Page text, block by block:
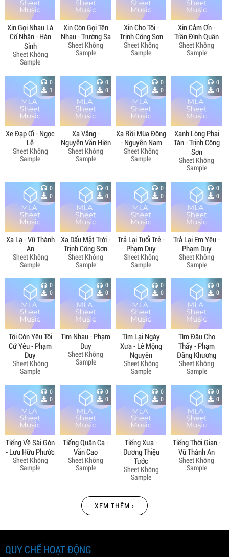
Xin Gọi Nhau Là
Cố Nhân - Hàn
Sinh
Sheet Không
Sample
Xin Còn Gọi Tên
Nhau - Trường Sa
Sheet Không
Sample
Xin Cho Tôi -
Trịnh Công Sơn
Sheet Không
Sample
Xin Cảm Ơn -
Trần Đình Quân
Sheet Không
Sample
0
1
Xe Đạp Ơi - Ngọc
Lễ
Sheet Không
Sample
0
0
Xa Vắng -
Nguyễn Văn Hiên
Sheet Không
Sample
0
0
Xa Rồi Mùa Đông
- Nguyễn Nam
Sheet Không
Sample
0
0
Xanh Lòng Phai
Tàn - Trịnh Công
Sơn
Sheet Không
Sample
0
0
Xa Lạ - Vũ Thành
An
Sheet Không
Sample
0
0
Xa Dấu Mặt Trời -
Trịnh Công Sơn
Sheet Không
Sample
0
0
Trả Lại Tuổi Trẻ -
Phạm Duy
Sheet Không
Sample
0
0
Trả Lại Em Yêu -
Phạm Duy
Sheet Không
Sample
0
0
Tôi Còn Yêu Tôi
Cứ Yêu - Phạm
Duy
Sheet Không
Sample
0
0
Tìm Nhau - Phạm
Duy
Sheet Không
Sample
0
0
Tìm Lại Ngày
Xưa - Lê Mộng
Nguyên
Sheet Không
Sample
0
0
Tìm Đâu Cho
Thấy - Phạm
Đăng Khương
Sheet Không
Sample
0
0
Tiếng Về Sài Gòn
- Lưu Hữu Phước
Sheet Không
Sample
0
0
Tiếng Quân Ca -
Văn Cao
Sheet Không
Sample
0
0
Tiếng Xưa -
Dương Thiệu
Tước
Sheet Không
Sample
0
0
Tiếng Thời Gian -
Vũ Thành An
Sheet Không
Sample
XEM THÊM ›
QUY CHẾ HOẠT ĐỘNG